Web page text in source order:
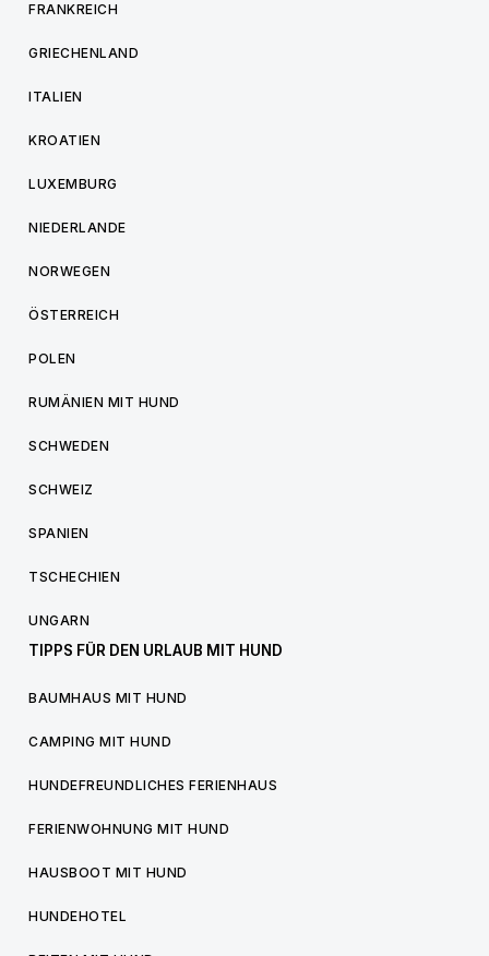
FRANKREICH
GRIECHENLAND
ITALIEN
KROATIEN
LUXEMBURG
NIEDERLANDE
NORWEGEN
ÖSTERREICH
POLEN
RUMÄNIEN MIT HUND
SCHWEDEN
SCHWEIZ
SPANIEN
TSCHECHIEN
UNGARN
TIPPS FÜR DEN URLAUB MIT HUND
BAUMHAUS MIT HUND
CAMPING MIT HUND
HUNDEFREUNDLICHES FERIENHAUS
FERIENWOHNUNG MIT HUND
HAUSBOOT MIT HUND
HUNDEHOTEL